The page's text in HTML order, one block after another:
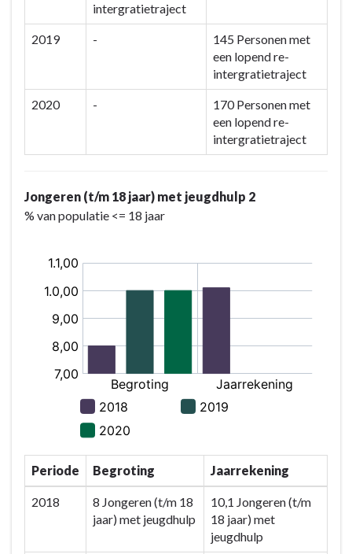
intergratietraject
2019 -
145 Personen met
een lopend re-
intergratietraject
2020 -
170 Personen met
een lopend re-
intergratietraject
Jongeren (t/m 18 jaar) met jeugdhulp 2
% van populatie <= 18 jaar
Periode Begroting Jaarrekening
2018
8 Jongeren (t/m 18
jaar) met jeugdhulp
10,1 Jongeren (t/m
18 jaar) met
jeugdhulp